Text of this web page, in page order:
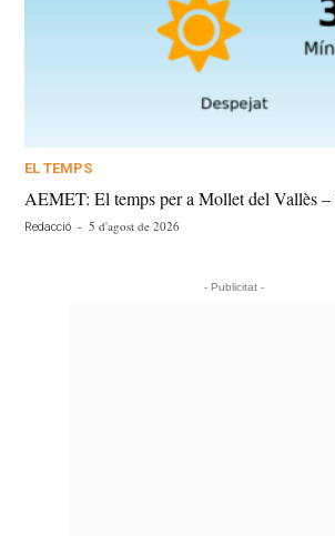
EL TEMPS
AEMET: El temps per a Mollet del Vallès –
Redacció - 5 d'agost de 2026
- Publicitat -